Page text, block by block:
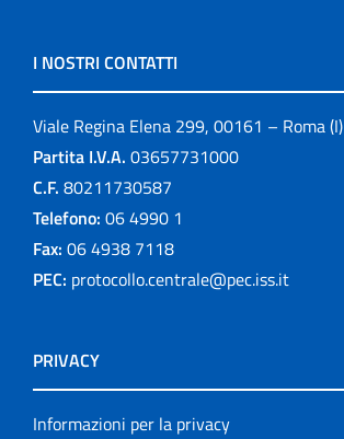
Linee guida
Link
logo
Monografie
Notiziario
Opuscoli
I NOSTRI CONTATTI
Viale Regina Elena 299, 00161 – Roma (I)
Partita I.V.A. 03657731000
C.F. 80211730587
Telefono: 06 4990 1
Fax: 06 4938 7118
PEC: protocollo.centrale@pec.iss.it
PRIVACY
Informazioni per la privacy